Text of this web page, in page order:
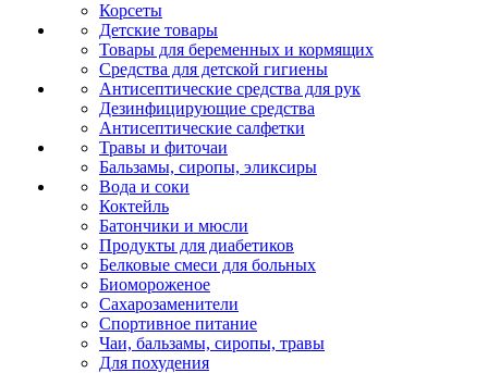
Корсеты
Детские товары
Товары для беременных и кормящих
Средства для детской гигиены
Антисептические средства для рук
Дезинфицирующие средства
Антисептические салфетки
Травы и фиточаи
Бальзамы, сиропы, эликсиры
Вода и соки
Коктейль
Батончики и мюсли
Продукты для диабетиков
Белковые смеси для больных
Биомороженое
Сахарозаменители
Спортивное питание
Чаи, бальзамы, сиропы, травы
Для похудения